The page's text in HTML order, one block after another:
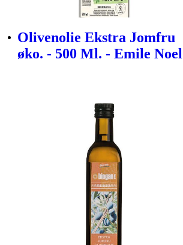
Olivenolie Ekstra Jomfru
øko. - 500 Ml. - Emile Noel